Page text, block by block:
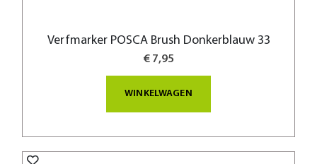
Verfmarker POSCA Brush Donkerblauw 33
€ 7,95
WINKELWAGEN